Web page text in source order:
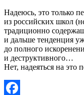
Надеюсь, это только
из российских школ
традиционно
и дальше тенденция
до полного
и деструктивного…
Нет, надеяться на это